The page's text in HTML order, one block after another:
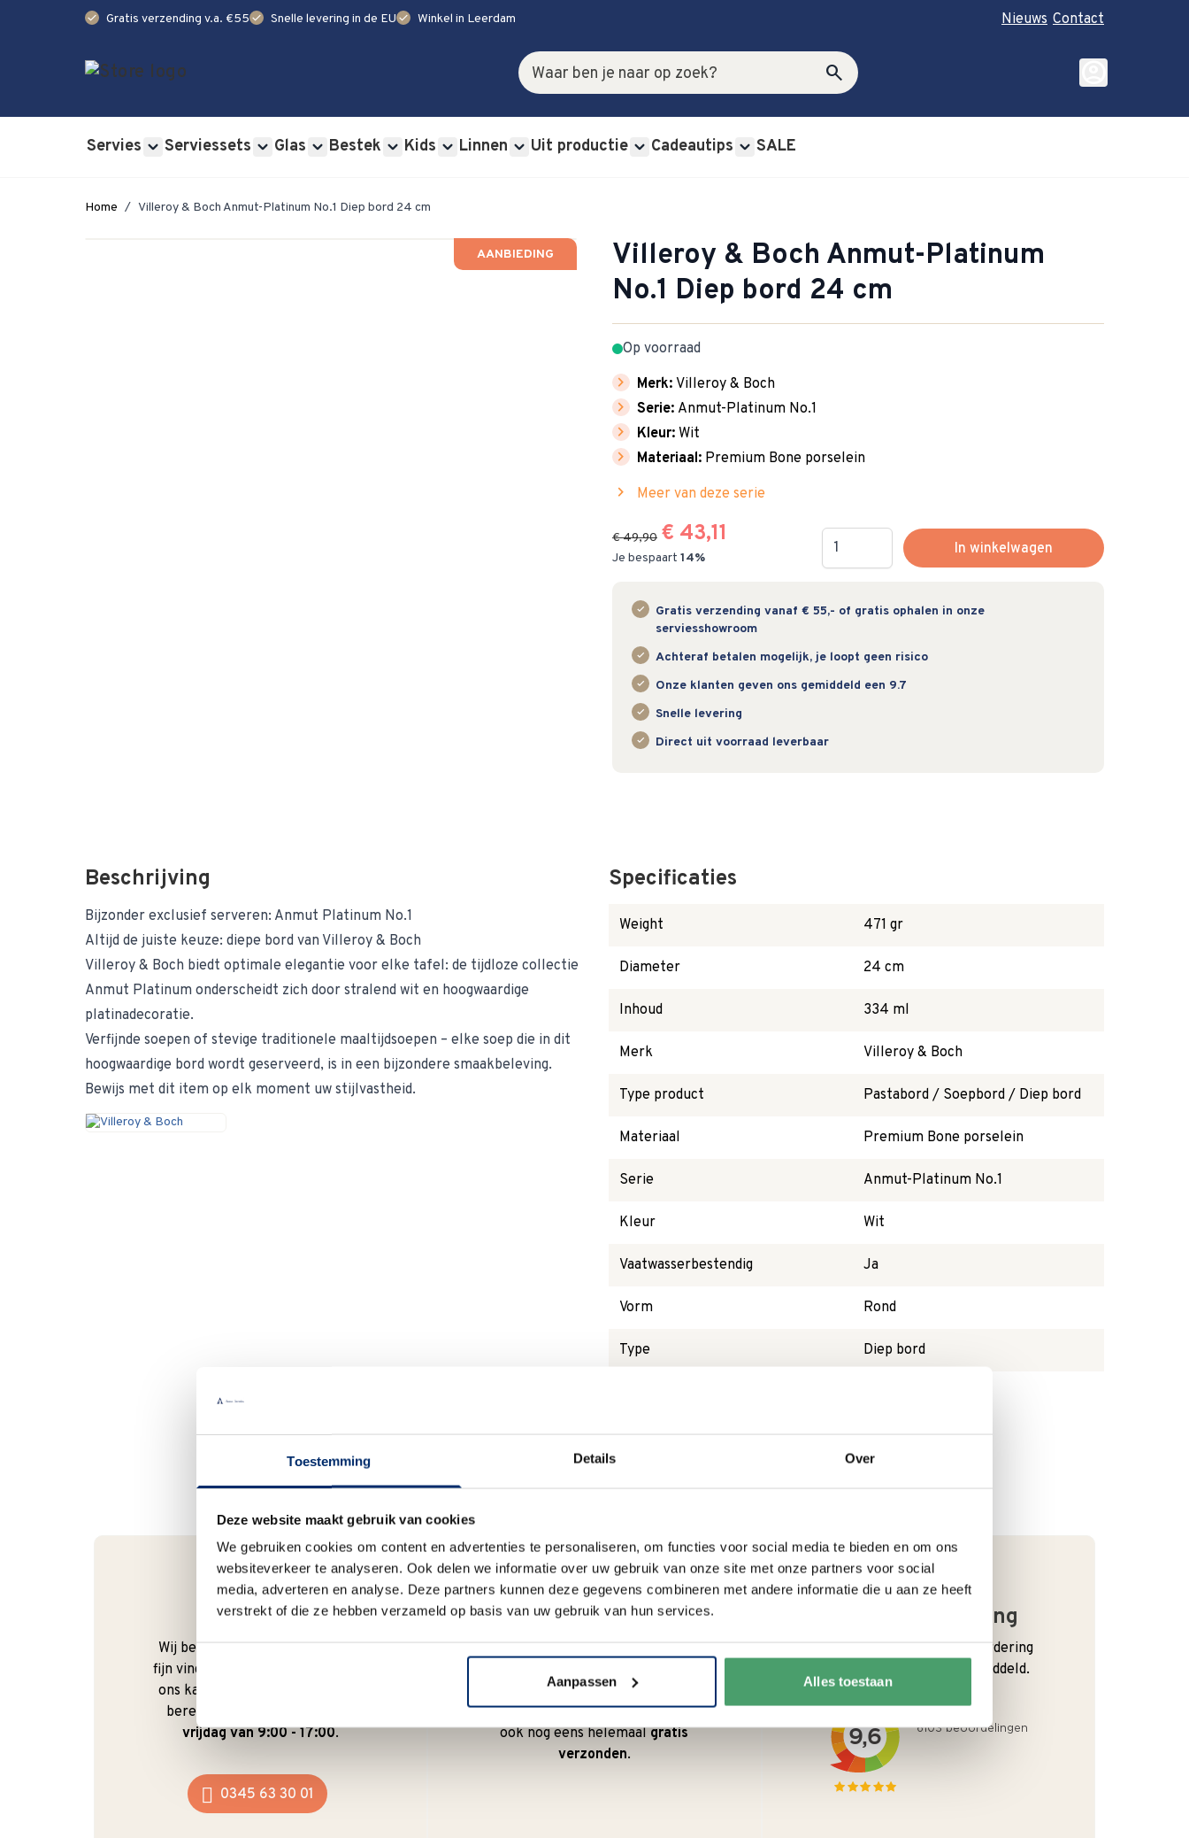
Toestemming Details Over
Deze website maakt gebruik van cookies
We gebruiken cookies om content en advertenties te personaliseren, om functies voor social media te bieden en om ons
websiteverkeer te analyseren. Ook delen we informatie over uw gebruik van onze site met onze partners voor social
media, adverteren en analyse. Deze partners kunnen deze gegevens combineren met andere informatie die u aan ze heeft
verstrekt of die ze hebben verzameld op basis van uw gebruik van hun services.
Aanpassen Alles toestaan
check Gratis verzending v.a. €55check Snelle levering in de EUcheck Winkel in Leerdam Nieuws Contact
Zoek
search
Servies Serviessets Glas Bestek Kids Linnen Uit productie Cadeautips SALE
account_circle
Home / Villeroy & Boch Anmut-Platinum No.1 Diep bord 24 cm
Villeroy & Boch Anmut-Platinum
No.1 Diep bord 24 cm
AANBIEDING
Op voorraad
chevron_right Merk: Villeroy & Boch
chevron_right Serie: Anmut-Platinum No.1
chevron_right Kleur: Wit
chevron_right Materiaal: Premium Bone porselein
chevron_right Meer van deze serie
€ 49,90 € 43,11
Je bespaart 14%
Hoeveelheid
In winkelwagen
Gratis verzending vanaf € 55,- of gratis ophalen in onze
serviesshowroom
Achteraf betalen mogelijk, je loopt geen risico
Onze klanten geven ons gemiddeld een 9.7
Snelle levering
Direct uit voorraad leverbaar
Beschrijving
Bijzonder exclusief serveren: Anmut Platinum No.1
Altijd de juiste keuze: diepe bord van Villeroy & Boch
Villeroy & Boch biedt optimale elegantie voor elke tafel: de tijdloze collectie
Anmut Platinum onderscheidt zich door stralend wit en hoogwaardige
platinadecoratie.
Verfijnde soepen of stevige traditionele maaltijdsoepen – elke soep die in dit
hoogwaardige bord wordt geserveerd, is in een bijzondere smaakbeleving.
Bewijs met dit item op elk moment uw stijlvastheid.
Specificaties
Weight 471 gr
Diameter 24 cm
Inhoud 334 ml
Merk Villeroy & Boch
Type product Pastabord / Soepbord / Diep bord
Materiaal Premium Bone porselein
Serie Anmut-Platinum No.1
Kleur Wit
Vaatwasserbestendig Ja
Vorm Rond
Type Diep bord
WaaromAnna?
Bel gerust
Wij begrijpen dat je als klant het
fijn vindt om te kunnen bellen. Bij
ons kan dat ook gewoon. We zijn
bereikbaar van
vrijdag van 9:00 - 17:00.
0345 63 30 01
Duurzaam
We verpakken onze producten
hergebruikt karton en papier.
Vanaf € 55,-wordt jouw bestelling
ook nog eens helemaal gratis
verzonden.
Goede waardering
We krijgen een goede waardering
van Onze klanten. 9+ gemiddeld.